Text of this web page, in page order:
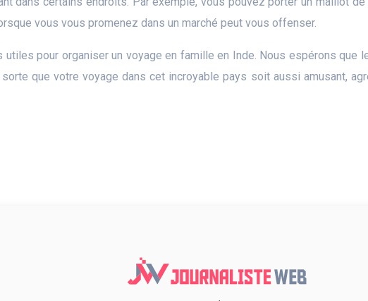
vous vous promenez dans un marché peut vous offenser.
pour organiser un voyage en famille en Inde. Nous espérons que
que votre voyage dans cet incroyable pays soit aussi amusant,